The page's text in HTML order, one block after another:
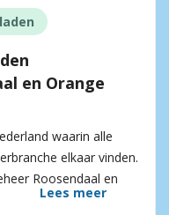
en Orange
waarin alle
elkaar vinden.
Roosendaal en
Lees meer